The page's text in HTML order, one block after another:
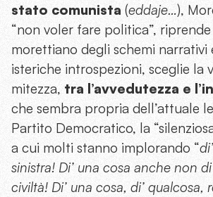
stato comunista (eddaje…),
“non voler fare politica”,
morettiano degli schemi narrativi
isteriche introspezioni, sceglie la
mitezza, tra l’avvedutezza e
che sembra propria dell’attuale
Partito Democratico, la
a cui molti stanno implorando “
sinistra! Di’ una cosa anche non
civiltà! Di’ una cosa, di’ qualcosa,